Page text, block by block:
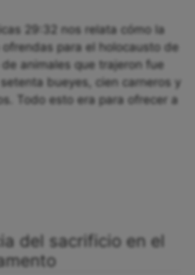
29:32 nos relata cómo la
para el holocausto de
animales que trajeron fue
bueyes, cien carneros y
Todo esto era para ofrecer a
del sacrificio en el